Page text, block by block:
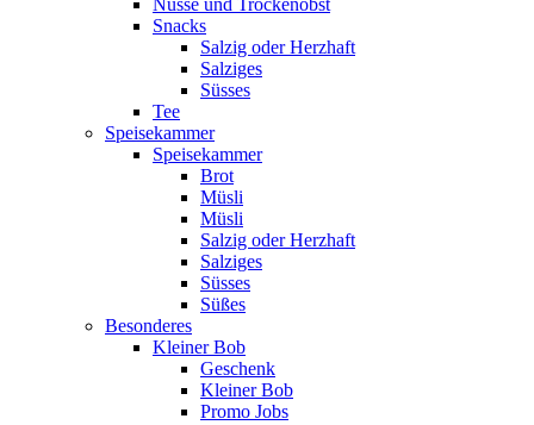
Nüsse und Trockenobst
Snacks
Salzig oder Herzhaft
Salziges
Süsses
Tee
Speisekammer
Speisekammer
Brot
Müsli
Müsli
Salzig oder Herzhaft
Salziges
Süsses
Süßes
Besonderes
Kleiner Bob
Geschenk
Kleiner Bob
Promo Jobs